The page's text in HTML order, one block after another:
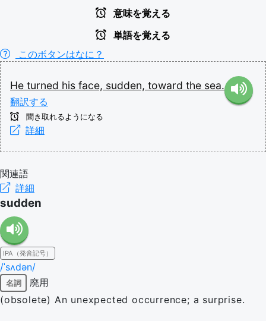
意味を覚える
単語を覚える
このボタンはなに？
He turned his face, sudden, toward the sea.
翻訳する
聞き取れるようになる
詳細
関連語
詳細
sudden
IPA（発音記号）
/ˈsʌdən/
名詞
廃用
(obsolete) An unexpected occurrence; a surprise.